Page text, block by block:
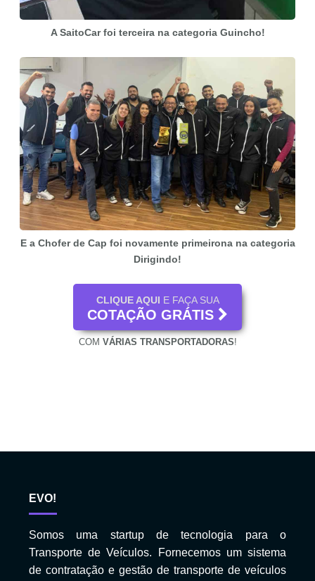
A SaitoCar foi terceira na categoria Guincho!
E a Chofer de Cap foi novamente primeirona na categoria
Dirigindo!
CLIQUE AQUI E FAÇA SUA
COTAÇÃO GRÁTIS
COM VÁRIAS TRANSPORTADORAS!
EVO!
Somos uma startup de tecnologia para o
Transporte de Veículos. Fornecemos um sistema
de contratação e gestão de transporte de veículos